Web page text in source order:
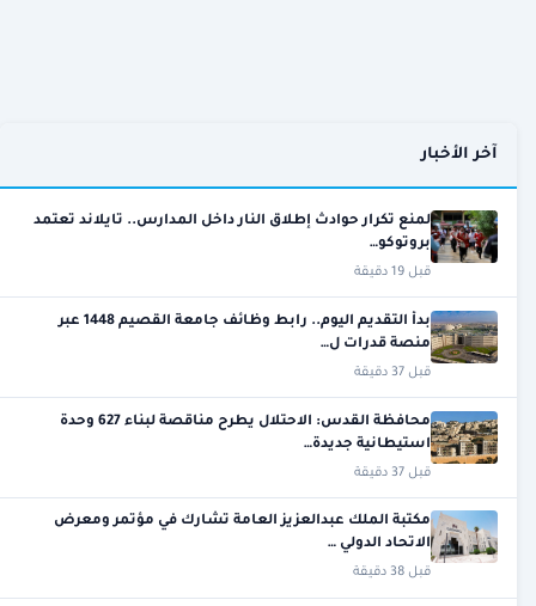
آخر الأخبار
لمنع تكرار حوادث إطلاق النار داخل المدارس.. تايلاند تعتمد
بروتوكو…
قبل 19 دقيقة
بدأ التقديم اليوم.. رابط وظائف جامعة القصيم 1448 عبر
منصة قدرات ل…
قبل 37 دقيقة
محافظة القدس: الاحتلال يطرح مناقصة لبناء 627 وحدة
استيطانية جديدة…
قبل 37 دقيقة
مكتبة الملك عبدالعزيز العامة تشارك في مؤتمر ومعرض
الاتحاد الدولي …
قبل 38 دقيقة